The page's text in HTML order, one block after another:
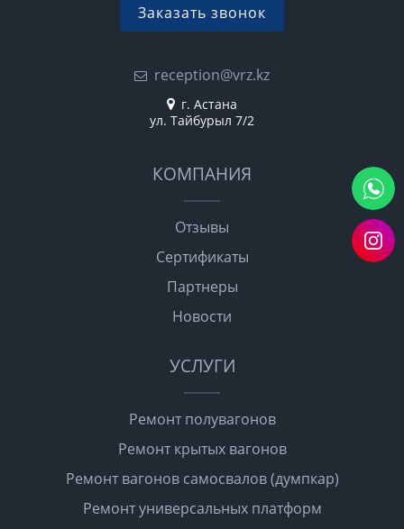
Заказать звонок
reception@vrz.kz
г. Астана
ул. Тайбурыл 7/2
КОМПАНИЯ
Отзывы
Сертификаты
Партнеры
Новости
УСЛУГИ
Ремонт полувагонов
Ремонт крытых вагонов
Ремонт вагонов самосвалов (думпкар)
Ремонт универсальных платформ